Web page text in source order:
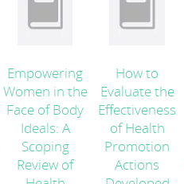
Empowering
Women in the
Face of Body
Ideals: A
Scoping
Review of
How to
Evaluate the
Effectiveness
of Health
Promotion
Actions